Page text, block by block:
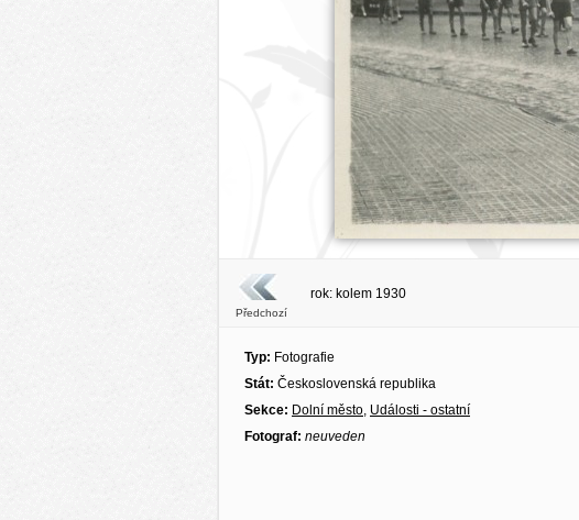
Předchozí
rok: kolem 1930
Typ: Fotografie
Stát: Československá republika
Sekce: Dolní město, Události - ostatní
Fotograf: neuveden